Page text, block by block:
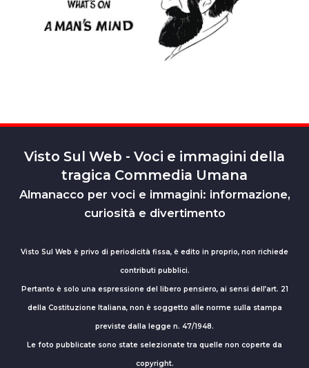
Visto Sul Web - Voci e immagini della
tragica Commedia Umana
Almanacco per voci e immagini: informazione,
curiosità e divertimento
Visto Sul Web è privo di periodicità fissa, è edito in proprio, non richiede
contributi pubblici.
Pertanto è solo una espressione del libero pensiero, ai sensi dell’art. 21
della Costituzione Italiana, non è soggetto alle norme sulla stampa
previste dalla legge n. 47/1948.
Le foto pubblicate sono state selezionate tra quelle non coperte da
copyright.